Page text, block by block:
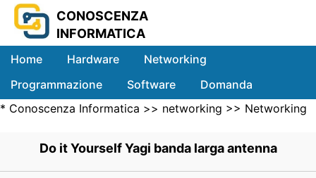
CONOSCENZA
INFORMATICA
Home Hardware
Networking
Programmazione
Software
Domanda
Sistemi
* Conoscenza Informatica >> networking >> Networking
Do it Yourself Yagi banda larga antenna